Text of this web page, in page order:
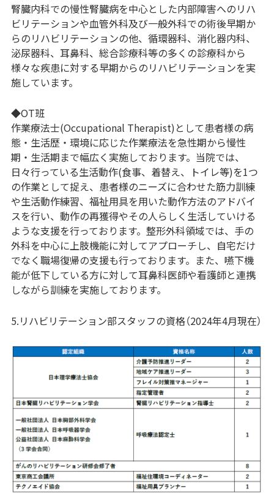
腎臓内科での慢性腎臓病を中心とした内部障害へのリハ
ビリテーションや血管外科及び一般外科での術後早期か
らのリハビリテーションの他、循環器科、消化器内科、
泌尿器科、耳鼻科、総合診療科等の多くの診療科から
様々な疾患に対する早期からのリハビリテーションを実
施しています。
◆OT班
作業療法士(Occupational Therapist)として患者様の病
態・生活歴・環境に応じた作業療法を急性期から慢性
期・生活期まで幅広く実施しております。当院では、
日々行っている生活動作(食事、着替え、トイレ等)を1つ
の作業として捉え、患者様のニーズに合わせた筋力訓練
や生活動作練習、福祉用具を用いた動作方法のアドバイ
スを行い、動作の再獲得やその人らしく生活していける
ような支援を行っております。整形外科領域では、手の
外科を中心に上肢機能に対してアプローチし、自宅だけ
でなく職場復帰の支援も行っております。また、嚥下機
能が低下している方に対して耳鼻科医師や看護師と連携
しながら訓練を実施しております。
5.リハビリテーション部スタッフの資格（2024年4月現在）